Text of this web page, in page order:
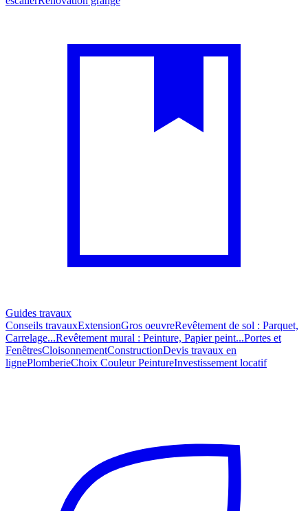
Guides travaux
Conseils travauxExtensionGros oeuvreRevêtement de sol : Parquet,
Carrelage...Revêtement mural : Peinture, Papier peint...Portes et
FenêtresCloisonnementConstructionDevis travaux en
lignePlomberieChoix Couleur PeintureInvestissement locatif